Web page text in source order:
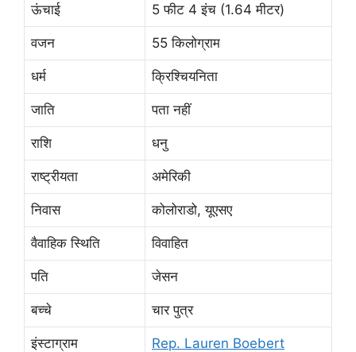
ऊंचाई 5 फीट 4 इंच (1.64 मीटर)
वजन 55 किलोग्राम
धर्म क्रिश्चियनिता
जाति पता नहीं
राशि धनु
राष्ट्रीयता अमेरिकी
निवास कोलोराडो, यूएसए
वैवाहिक स्थिति विवाहित
पति जेसन
बच्चे चार पुत्र
इंस्टाग्राम Rep. Lauren Boebert